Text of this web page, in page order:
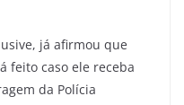
já afirmou que
feito caso ele receba
da Polícia